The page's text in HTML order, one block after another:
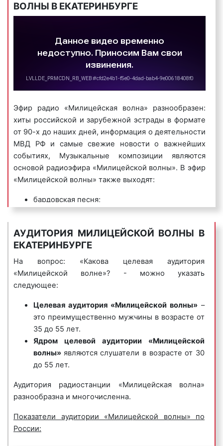
2) игровые радиоролики– это радиоспектакли, в
рамках которых разыгрывается какая-либо сценка.
характер, являются продолжительными по
времени и хорошо запоминаются
3) имиджевые (брендовые) радиоролики–
направлены на создание положительного образа
компании или ее бренда, способствуют быстрому
4) музыкальные логотипы
– это радиоролики, в
которых название фирмы или ее бренд
исполняется нараспев. Одним из самых известных
музыкальных логотипов является музыкальный
логотип компании Данон, который звучит так:
«Ммм, Данон».
Пример музыкального логотипа на радио
«Милицейская волна»:
5) джинглы
ВОЛНЫ В ЕКАТЕРИНБУРГЕ
Эфир радио «Милицейская волна» разнообразен:
хиты российской и зарубежной эстрады в формате
от 90-х до наших дней, информация о деятельности
МВД РФ и самые свежие новости о важнейших
событиях, Музыкальные композиции являются
основой радиоэфира «Милицейской волны». В эфир
«Милицейской волны» также выходят:
бардовская песня;
выпуски новостей;
ряд программ, посвященных полиции;
прямой разговор руководства МВД со
слушателями;
оперативные сводки МВД;
стол заказов;
курсы валют;
новости культуры и многое другое.
Среди музыкальных произведений более 80% – это
отечественные хиты. Наиболее известными и
популярными являются радиопередачи:
«Вечерний дозор»;
«Горячее сердце»;
«Шкатулка»;
«На посошок» и многое другое.
АУДИТОРИЯ МИЛИЦЕЙСКОЙ ВОЛНЫ В
ЕКАТЕРИНБУРГЕ
На вопрос: «Какова целевая аудитория
«Милицейской волне»? - можно указать
следующее:
Целевая аудитория «Милицейской волны» –
это преимущественно мужчины в возрасте от
35 до 55 лет.
Ядром целевой аудитории «Милицейской
волны» являются слушатели в возрасте от 30
до 55 лет.
Аудитория радиостанции «Милицейская волна»
разнообразна и многочисленна.
Показатели аудитории «Милицейской волны» по
России: